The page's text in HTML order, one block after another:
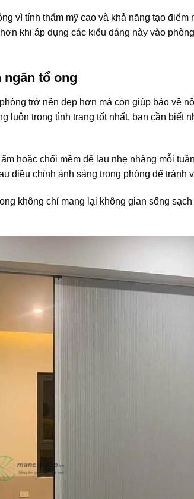
vì tính thẩm mỹ cao và khả năng tạo điểm
khi áp dụng các kiểu dáng này vào
ngăn tổ ong
trở nên đẹp hơn mà còn giúp bảo vệ
luôn trong tình trạng tốt nhất, bạn cần biết
hoặc chổi mềm để lau nhẹ nhàng mỗi
điều chỉnh ánh sáng trong phòng để tránh
không chỉ mang lại không gian sống